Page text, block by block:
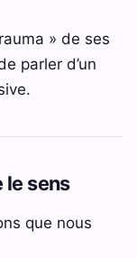
» de ses
parler d’un
le sens
que nous